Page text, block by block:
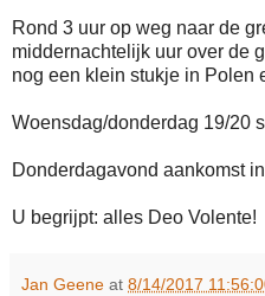
Rond 3 uur op weg naar de
middernachtelijk uur over de
nog een klein stukje in Polen
Woensdag/donderdag 19/20
Donderdagavond aankomst
U begrijpt: alles Deo Volente!
Jan Geene at 8/14/2017